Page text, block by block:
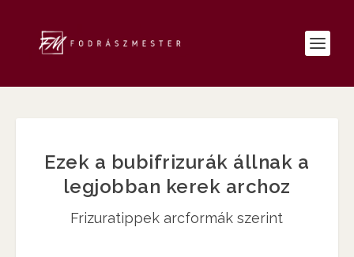
Ezek a bubifrizurák állnak a
legjobban kerek archoz
Frizuratippek arcformák szerint